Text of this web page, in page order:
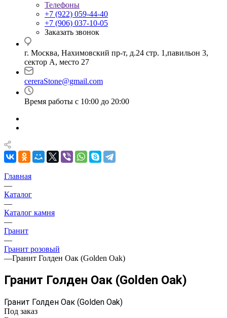
Телефоны
+7 (922) 059-44-40
+7 (906) 037-10-05
Заказать звонок
г. Москва, Нахимовский пр-т, д.24 стр. 1,павильон 3,
сектор А, место 27
cereraStone@gmail.com
Время работы с 10:00 до 20:00
Главная
—
Каталог
—
Каталог камня
—
Гранит
—
Гранит розовый
—Гранит Голден Оак (Golden Oak)
Гранит Голден Оак (Golden Oak)
Гранит Голден Оак (Golden Oak)
Под заказ